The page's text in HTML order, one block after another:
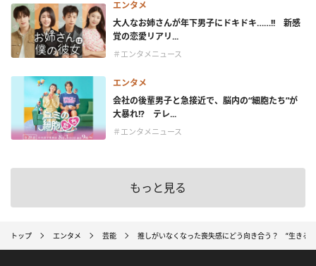
エンタメ
大人なお姉さんが年下男子にドキドキ……!! 新感
覚の恋愛リアリ...
＃エンタメニュース
エンタメ
会社の後輩男子と急接近で、脳内の“細胞たち”が
大暴れ!? テレ...
＃エンタメニュース
もっと見る
トップ エンタメ 芸能 推しがいなくなった喪失感にどう向き合う？ “生きる